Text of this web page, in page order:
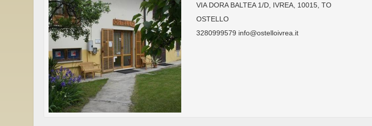
VIA DORA BALTEA 1/D, IVREA, 10015, TO
OSTELLO
3280999579 info@ostelloivrea.it